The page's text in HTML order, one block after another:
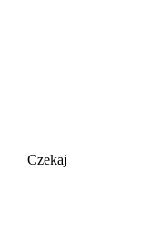
Czekaj